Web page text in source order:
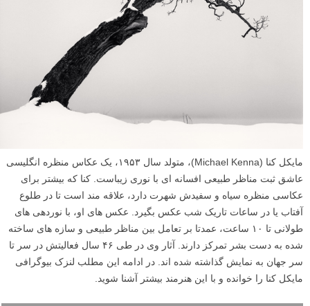
مایکل کنا (Michael Kenna)، متولد سال ۱۹۵۳، یک عکاس منظره انگلیسی
عاشق ثبت مناظر طبیعی افسانه ای با نوری زیباست. کنا که بیشتر برای
عکاسی منظره سیاه و سفیدش شهرت دارد، علاقه مند است تا در طلوع
آفتاب یا در ساعات تاریک شب عکس بگیرد. عکس های او، با نوردهی های
طولانی تا ۱۰ ساعت، عمدتا بر تعامل بین مناظر طبیعی و سازه های ساخته
شده به دست بشر تمرکز دارند. آثار وی در طی ۴۶ سال فعالیتش در سر تا
سر جهان به نمایش گذاشته شده اند. در ادامه این مطلب لنزک بیوگرافی
مایکل کنا را خوانده و با این هنرمند بیشتر آشنا شوید.